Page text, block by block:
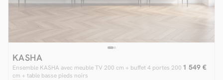
KASHA
Ensemble KASHA avec meuble TV 200 cm + buffet 4 portes 200
cm + table basse pieds noirs
1 549 €